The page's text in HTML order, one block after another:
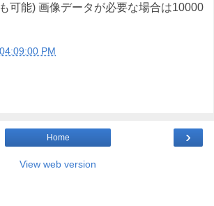
可能) 画像データが必要な場合は10000
PM
›
Home
View web version